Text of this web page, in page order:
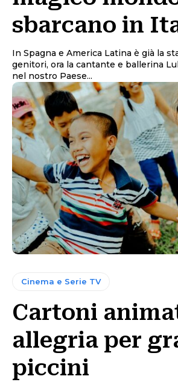
sbarcano in
In Spagna e America Latina è già la
genitori, ora la cantante e ballerina
nel nostro Paese...
Cinema e Serie TV
Cartoni
allegria per
piccini